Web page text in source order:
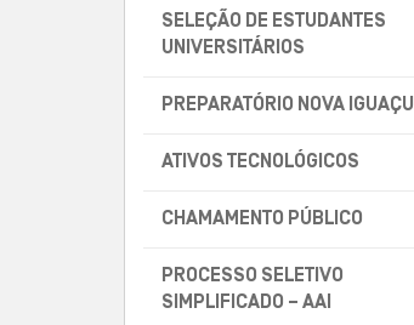
SELEÇÃO DE ESTUDANTES
UNIVERSITÁRIOS
PREPARATÓRIO NOVA IGUAÇU
ATIVOS TECNOLÓGICOS
CHAMAMENTO PÚBLICO
PROCESSO SELETIVO
SIMPLIFICADO – AAI